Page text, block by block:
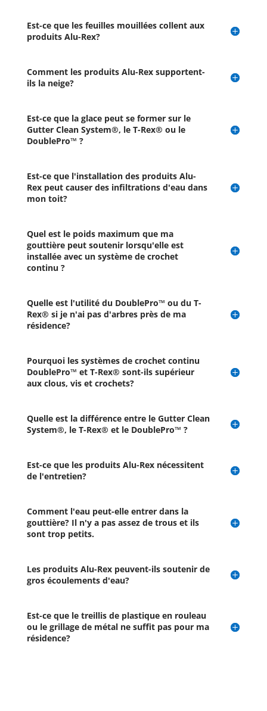
Est-ce que les feuilles mouillées collent aux
produits Alu-Rex?
Comment les produits Alu-Rex supportent-
ils la neige?
Est-ce que la glace peut se former sur le
Gutter Clean System®, le T-Rex® ou le
DoublePro™ ?
Est-ce que l'installation des produits Alu-
Rex peut causer des infiltrations d'eau dans
mon toit?
Quel est le poids maximum que ma
gouttière peut soutenir lorsqu'elle est
installée avec un système de crochet
continu ?
Quelle est l'utilité du DoublePro™ ou du T-
Rex® si je n'ai pas d'arbres près de ma
résidence?
Pourquoi les systèmes de crochet continu
DoublePro™ et T-Rex® sont-ils supérieur
aux clous, vis et crochets?
Quelle est la différence entre le Gutter Clean
System®, le T-Rex® et le DoublePro™ ?
Est-ce que les produits Alu-Rex nécessitent
de l'entretien?
Comment l'eau peut-elle entrer dans la
gouttière? Il n'y a pas assez de trous et ils
sont trop petits.
Les produits Alu-Rex peuvent-ils soutenir de
gros écoulements d'eau?
Est-ce que le treillis de plastique en rouleau
ou le grillage de métal ne suffit pas pour ma
résidence?